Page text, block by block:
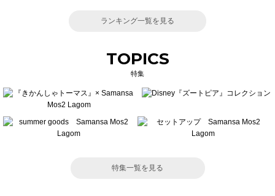
ランキング一覧を見る
TOPICS
特集
特集一覧を見る